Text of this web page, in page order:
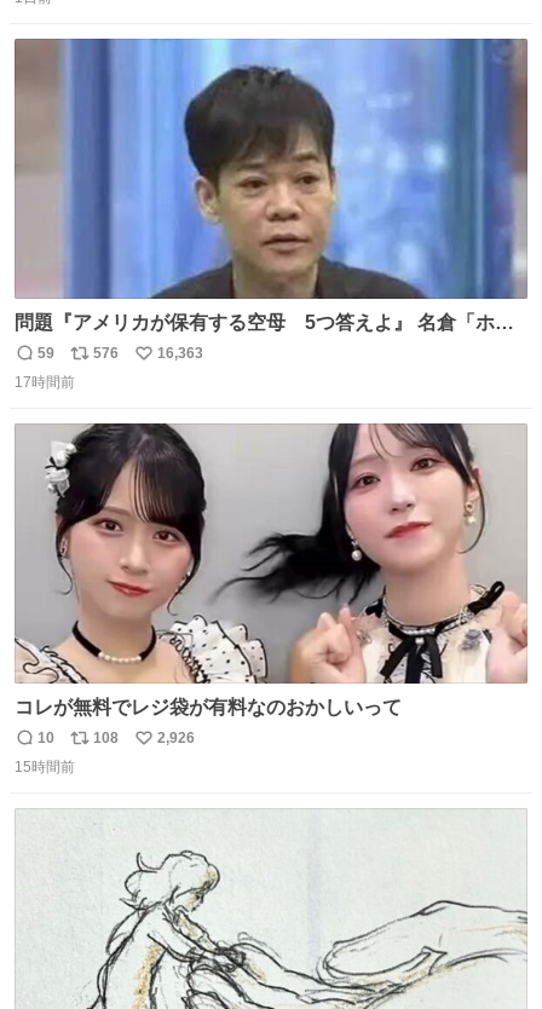
信
問題『アメリカが保有する空母 5つ答えよ』 名倉「ホン
マごめん、日本」
返
信
59
リ
ポ
ト
数
576
い
数
16,363
17時間前
コレが無料でレジ袋が有料なのおかしいって
返
信
10
リ
ポ
108
い
2,926
15時間前